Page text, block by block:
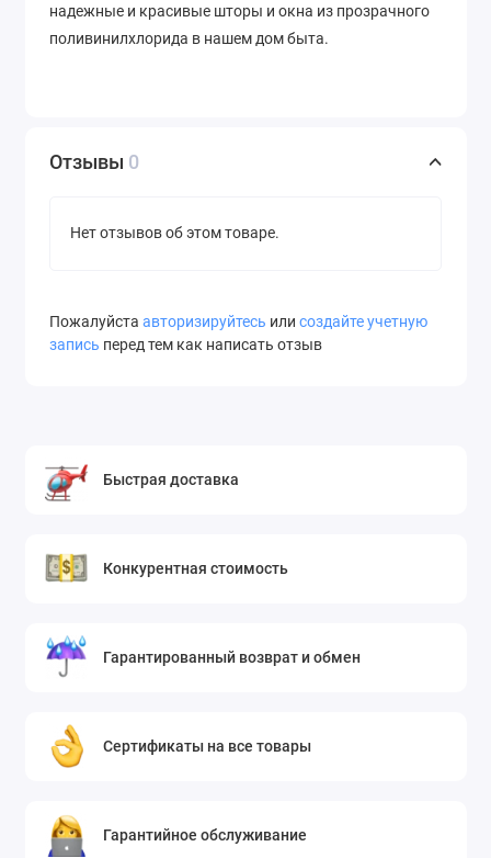
надежные и красивые шторы и окна из прозрачного
поливинилхлорида в нашем дом быта.
Отзывы 0
Нет отзывов об этом товаре.
Пожалуйста авторизируйтесь или создайте учетную
запись перед тем как написать отзыв
Быстрая доставка
Конкурентная стоимость
Гарантированный возврат и обмен
Сертификаты на все товары
Гарантийное обслуживание